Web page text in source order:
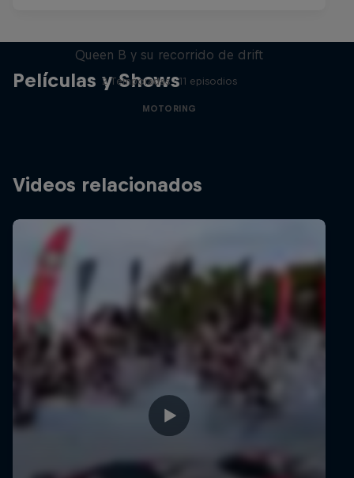
Películas y Shows
Queen B y su recorrido de drift
2 Temporadas · 11 episodios
MOTORING
Videos relacionados